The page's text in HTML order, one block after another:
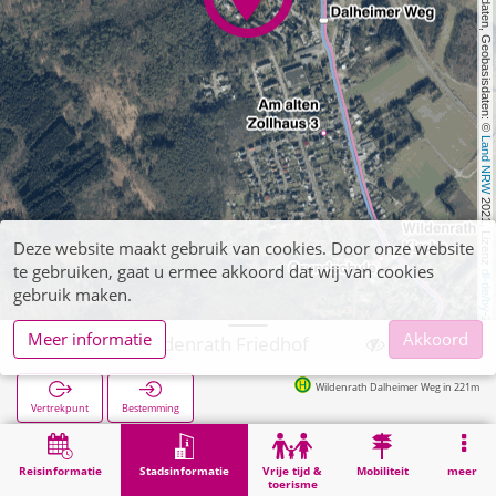
, Kartendaten, Geobasisdaten: ©
Land NRW
2021, Lizenz
dl-de/by-2-0
Reisinformatie Stadsinformatie
Vrije tijd &
toerisme
Mobiliteit meer
Wegberg, Wildenrath Friedhof
Vertrekpunt Bestemming
Wildenrath Dalheimer Weg in 221m
Stadsinformatie Begraafplaatsen Wegberg, Wildenrath Friedhof
Deze website maakt gebruik van cookies. Door onze website
te gebruiken, gaat u ermee akkoord dat wij van cookies
gebruik maken.
Meer informatie
Akkoord